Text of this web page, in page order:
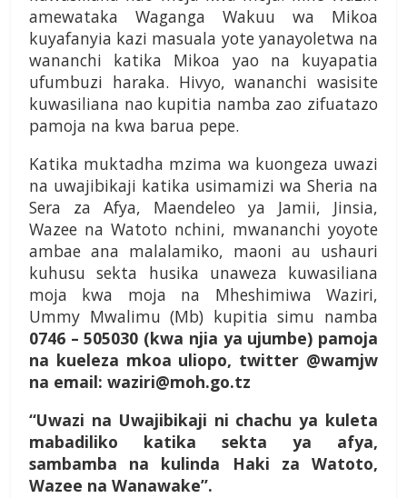
amewataka Waganga Wakuu wa Mikoa
kuyafanyia kazi masuala yote yanayoletwa na
wananchi katika Mikoa yao na kuyapatia
ufumbuzi haraka. Hivyo, wananchi wasisite
kuwasiliana nao kupitia namba zao zifuatazo
pamoja na kwa barua pepe.
Katika muktadha mzima wa kuongeza uwazi
na uwajibikaji katika usimamizi wa Sheria na
Sera za Afya, Maendeleo ya Jamii, Jinsia,
Wazee na Watoto nchini, mwananchi yoyote
ambae ana malalamiko, maoni au ushauri
kuhusu sekta husika unaweza kuwasiliana
moja kwa moja na Mheshimiwa Waziri,
Ummy Mwalimu (Mb) kupitia simu namba
0746 – 505030 (kwa njia ya ujumbe) pamoja
na kueleza mkoa uliopo, twitter @wamjw
na email: waziri@moh.go.tz
“Uwazi na Uwajibikaji ni chachu ya kuleta
mabadiliko katika sekta ya afya,
sambamba na kulinda Haki za Watoto,
Wazee na Wanawake”.